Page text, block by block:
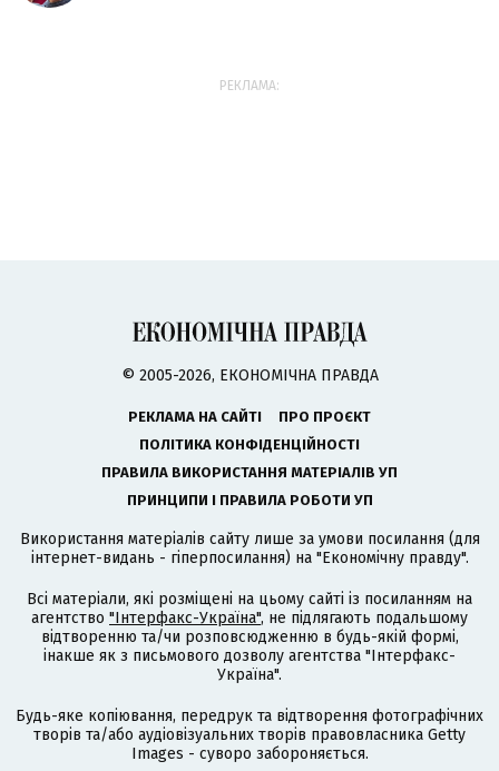
РЕКЛАМА:
© 2005-2026, ЕКОНОМІЧНА ПРАВДА
РЕКЛАМА НА САЙТІ
ПРО ПРОЄКТ
ПОЛІТИКА КОНФІДЕНЦІЙНОСТІ
ПРАВИЛА ВИКОРИСТАННЯ МАТЕРІАЛІВ УП
ПРИНЦИПИ І ПРАВИЛА РОБОТИ УП
Використання матеріалів сайту лише за умови посилання (для
інтернет-видань - гіперпосилання) на "Економічну правду".
Всі матеріали, які розміщені на цьому сайті із посиланням на
агентство "Інтерфакс-Україна", не підлягають подальшому
відтворенню та/чи розповсюдженню в будь-якій формі,
інакше як з письмового дозволу агентства "Інтерфакс-
Україна".
Будь-яке копіювання, передрук та відтворення фотографічних
творів та/або аудіовізуальних творів правовласника Getty
Images - суворо забороняється.